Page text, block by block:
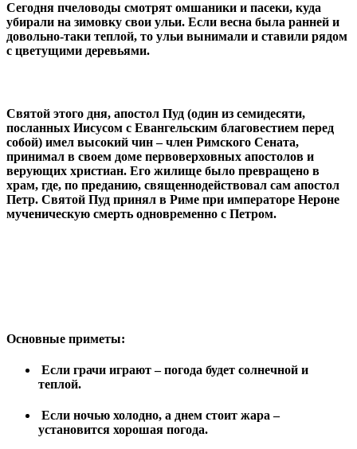
Сегодня пчеловоды смотрят омшаники и пасеки, куда
убирали на зимовку свои ульи. Если весна была ранней и
довольно-таки теплой, то ульи вынимали и ставили рядом
с цветущими деревьями.
Святой этого дня, апостол Пуд (один из семидесяти,
посланных Иисусом с Евангельским благовестием перед
собой) имел высокий чин – член Римского Сената,
принимал в своем доме первоверховных апостолов и
верующих христиан. Его жилище было превращено в
храм, где, по преданию, священнодействовал сам апостол
Петр. Святой Пуд принял в Риме при императоре Нероне
мученическую смерть одновременно с Петром.
Основные приметы:
Если грачи играют – погода будет солнечной и
теплой.
Если ночью холодно, а днем стоит жара –
установится хорошая погода.